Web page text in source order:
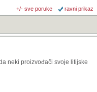
+/- sve poruke ravni prikaz
neki proizvođači svoje litijske